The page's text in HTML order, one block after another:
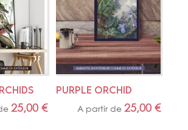
25,00 €
PURPLE ORCHID
A partir de25,00€